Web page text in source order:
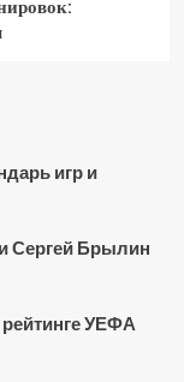
игр и
Сергей Брылин
УЕФА